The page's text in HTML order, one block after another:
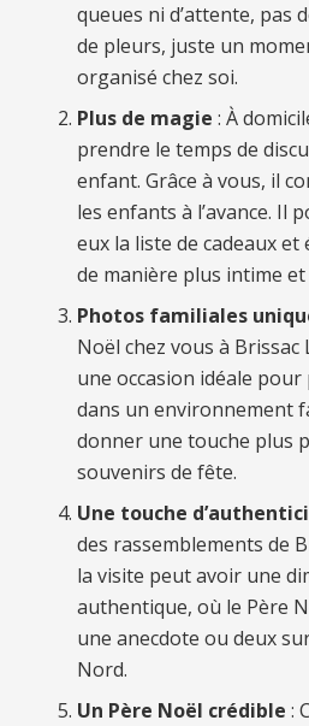
queues ni d’attente, pas
de pleurs, juste un
organisé chez soi.
Plus de magie : À
prendre le temps de
enfant. Grâce à vous, il
les enfants à l’avance. Il
eux la liste de cadeaux
de manière plus intime
Photos familiales
Noël chez vous à
une occasion idéale
dans un environnement
donner une touche plus
souvenirs de fête.
Une touche
des rassemblements de
la visite peut avoir une
authentique, où le Père
une anecdote ou deux
Nord.
Un Père Noël crédible :